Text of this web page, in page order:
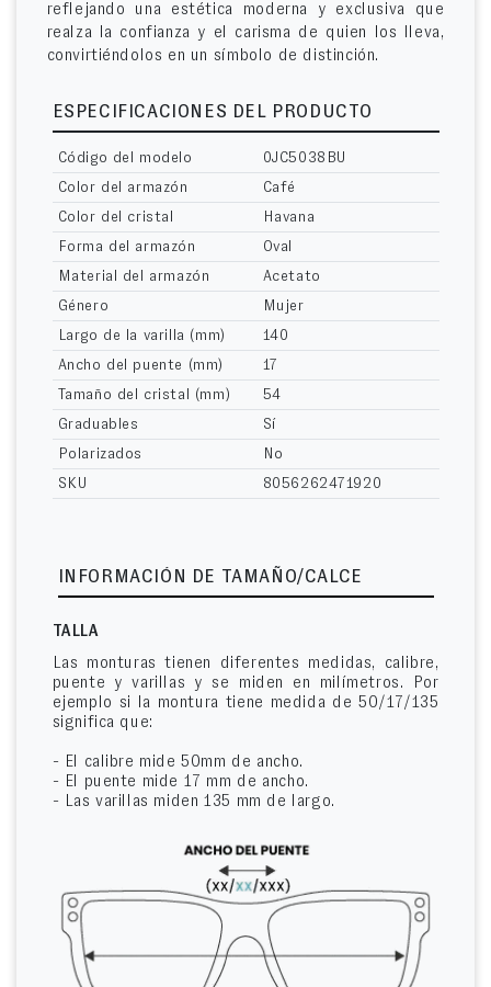
reflejando una estética moderna y exclusiva que
realza la confianza y el carisma de quien los lleva,
convirtiéndolos en un símbolo de distinción.
ESPECIFICACIONES DEL PRODUCTO
Código del modelo
0JC5038BU
Color del armazón
Café
Color del cristal
Havana
Forma del armazón
Oval
Material del armazón
Acetato
Género
Mujer
Largo de la varilla (mm)
140
Ancho del puente (mm)
17
Tamaño del cristal (mm)
54
Graduables
Sí
Polarizados
No
SKU
8056262471920
INFORMACIÓN DE TAMAÑO/CALCE
TALLA
Las monturas tienen diferentes medidas, calibre,
puente y varillas y se miden en milímetros. Por
ejemplo si la montura tiene medida de 50/17/135
significa que:
- El calibre mide 50mm de ancho.
- El puente mide 17 mm de ancho.
- Las varillas miden 135 mm de largo.